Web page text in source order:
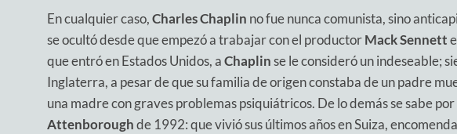
En cualquier caso,Charles Chaplin no fue nunca comunista, sino
se ocultó desde que empezó a trabajar con el productorMack Sennett
que entró en Estados Unidos, aChaplinse le consideró un indeseable;
Inglaterra, a pesar de que su familia de origen constaba de un padre
una madre con graves problemas psiquiátricos. De lo demás se sabe
Attenboroughde 1992: que vivió sus últimos años en Suiza,